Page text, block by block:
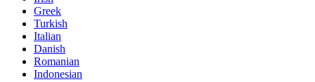
Greek
Turkish
Italian
Danish
Romanian
Indonesian